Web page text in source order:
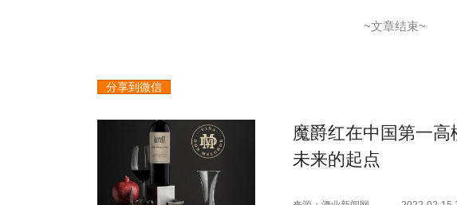
~文章结束~
分享到微信
魔爵红在中国第一
未来的起点